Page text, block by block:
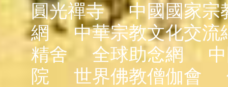
圓光禪寺
中國國家宗
網
中華宗教文化交流
精舍
全球助念網
院
世界佛教僧伽會